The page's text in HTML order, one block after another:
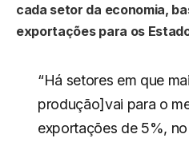
cada setor da economia,
exportações para os
“Há setores em que
produção]vai para o
exportações de 5%,